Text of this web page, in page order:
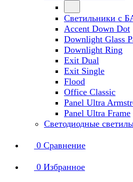
Светильники с
Accent Down Dot
Downlight Glass
Downlight Ring
Exit Dual
Exit Single
Flood
Office Classic
Panel Ultra
Panel Ultra Frame
Светодиодные
0 Сравнение
0 Избранное